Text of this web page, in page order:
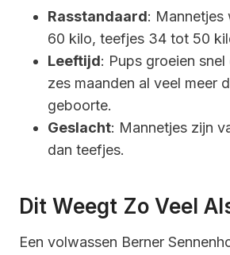
Rasstandaard:
60 kilo, teefjes 34 tot 50
Leeftijd: Pups groeien
zes maanden al veel meer
geboorte.
Geslacht: Mannetjes zijn
dan teefjes.
Dit Weegt Zo Veel
Een volwassen Berner